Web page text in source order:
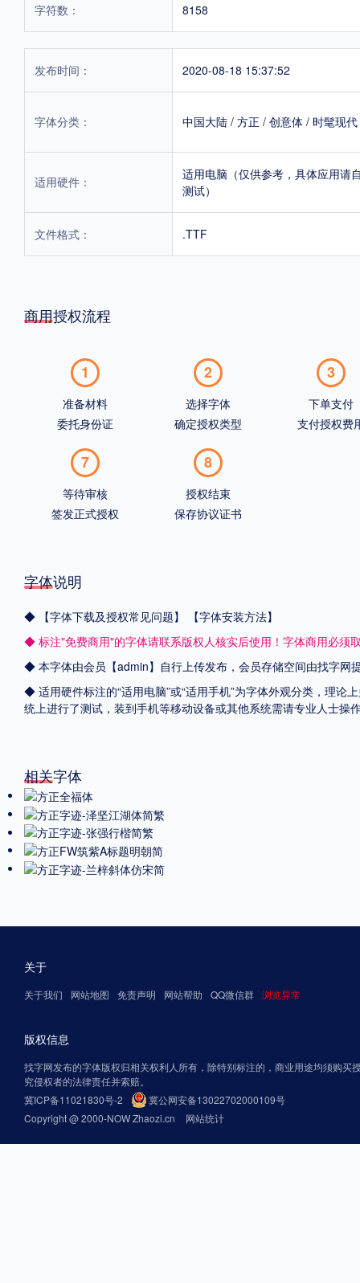
字符数： 8158
发布时间： 2020-08-18 15:37:52
字体分类： 中国大陆 / 方正 / 创意体 / 时髦现代
适用硬件：
适用电脑（仅供参考，具体应用请
测试）
文件格式： .TTF
商用授权流程
1
准备材料
委托身份证
2
选择字体
确定授权类型
3
下单支付
支付授权费
7
等待审核
签发正式授权
8
授权结束
保存协议证书
字体说明
◆ 【字体下载及授权常见问题】
【字体安装方法】
◆ 标注"免费商用"的字体请联系版权人核实后使用！字体商用必须
◆ 本字体由会员【admin】自行上传发布，会员存储空间由找字网
◆ 适用硬件标注的“适用电脑”或“适用手机”为字体外观分类，理论
统上进行了测试，装到手机等移动设备或其他系统需请专业人士
相关字体
关于
关于我们 网站地图 免责声明 网站帮助 QQ微信群 浏览异常
版权信息
找字网发布的字体版权归相关权利人所有，除特别标注的，商业用途均须购买
究侵权者的法律责任并索赔。
冀ICP备11021830号-2
冀公网安备13022702000109号
Copyright @ 2000-NOW Zhaozi.cn
网站统计